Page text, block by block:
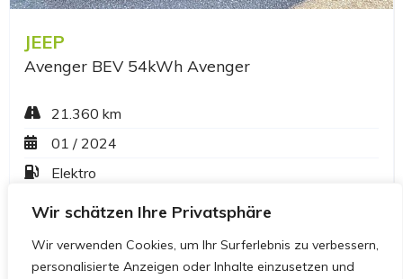
Wir schätzen Ihre Privatsphäre
Wir verwenden Cookies, um Ihr Surferlebnis zu verbessern,
personalisierte Anzeigen oder Inhalte einzusetzen und